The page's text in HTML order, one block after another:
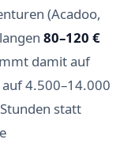
(Acadoo,
80–120 €
damit auf
4.500–14.000
statt